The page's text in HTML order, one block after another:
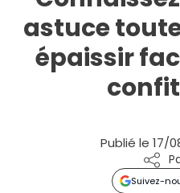
astuce
épaissir
Publié le 17/
Suivez-